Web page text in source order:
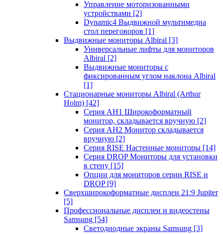
Управление моторизованными
устройствами [2]
Dynamic4 Выдвижной мультимедиа
стол переговоров [1]
Выдвижные мониторы Albiral [3]
Универсальные лифты для мониторов
Albiral [2]
Выдвижные мониторы с
фиксированным углом наклона Albiral
[1]
Стационарные мониторы Albiral (Arthur
Holm) [42]
Серия AH1 Широкоформатный
монитор, складывается вручную [2]
Серия AH2 Монитор складывается
вручную [2]
Серия RISE Настенные мониторы [14]
Серия DROP Мониторы для установки
в стену [15]
Опции для мониторов серии RISE и
DROP [9]
Сверхширокоформатные дисплеи 21:9 Jupiter
[5]
Профессиональные дисплеи и видеостены
Samsung [54]
Светодиодные экраны Samsung [3]